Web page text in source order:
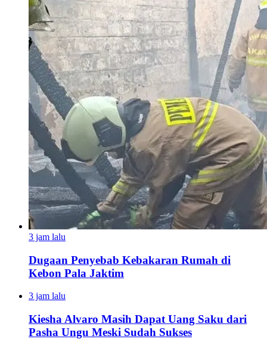
3 jam lalu
Dugaan Penyebab Kebakaran Rumah di
Kebon Pala Jaktim
3 jam lalu
Kiesha Alvaro Masih Dapat Uang Saku dari
Pasha Ungu Meski Sudah Sukses